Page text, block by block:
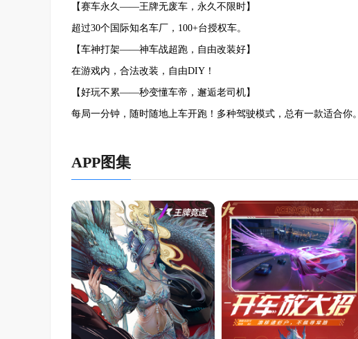
【赛车永久——王牌无废车，永久不限时】
超过30个国际知名车厂，100+台授权车。
【车神打架——神车战超跑，自由改装好】
在游戏内，合法改装，自由DIY！
【好玩不累——秒变懂车帝，邂逅老司机】
每局一分钟，随时随地上车开跑！多种驾驶模式，总有一款适合你。
APP图集